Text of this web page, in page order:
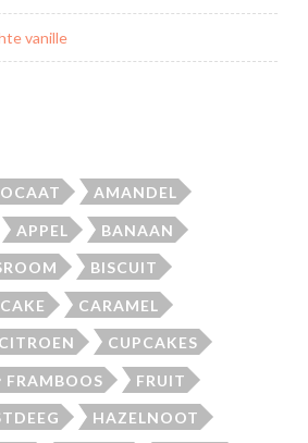
vanille
AMANDEL
APPEL BANAAN
BISCUIT
CAKE CARAMEL
CITROEN CUPCAKES
FRAMBOOS FRUIT
HAZELNOOT